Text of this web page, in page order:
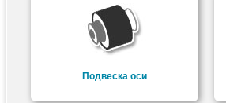
Подвеска оси